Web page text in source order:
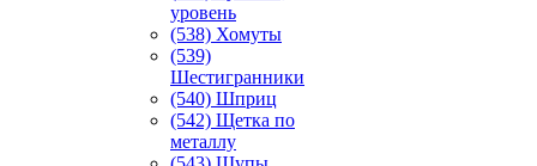
уровень
(538) Хомуты
(539)
Шестигранники
(540) Шприц
(542) Щетка по
металлу